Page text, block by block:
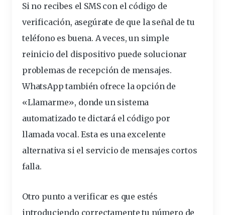
Si no recibes el SMS con el código de
verificación, asegúrate de que la señal de tu
teléfono es buena. A veces, un simple
reinicio del dispositivo puede solucionar
problemas de recepción de mensajes.
WhatsApp también ofrece la opción de
«Llamarme», donde un sistema
automatizado te dictará el código por
llamada vocal. Esta es una excelente
alternativa si el servicio de mensajes cortos
falla.
Otro punto a verificar es que estés
introduciendo correctamente tu número de